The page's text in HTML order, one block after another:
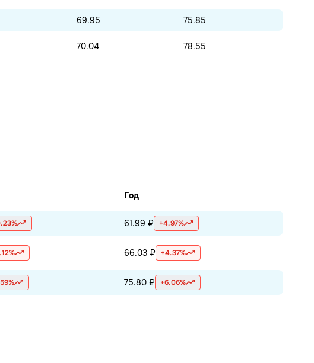
69.95 75.85
70.04 78.55
Год
61.99 ₽ +4.97%
66.03 ₽ +4.37%
75.80 ₽ +6.06%